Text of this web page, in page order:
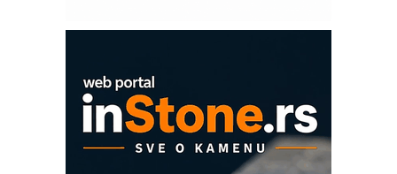
EVOKS Maintenance Management
ROSA i SCHUNK podižu proizvodnju
na viši nivo